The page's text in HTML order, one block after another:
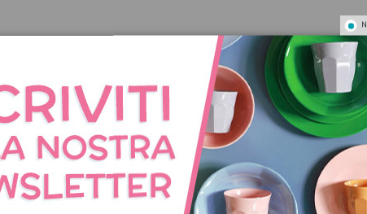
CON LO STESSO TEMA